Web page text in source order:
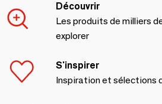
Découvrir
Les produits de milliers
explorer
S'inspirer
Inspiration et sélections